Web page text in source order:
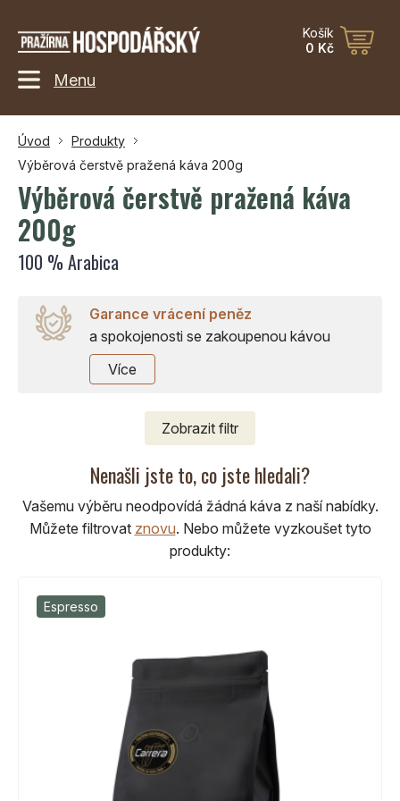
Košík
0 Kč
Menu
Úvod
Produkty
Výběrová čerstvě pražená káva 200g
Výběrová čerstvě pražená káva
200g
100 % Arabica
Garance vrácení peněz
a spokojenosti se zakoupenou kávou
Více
Zobrazit filtr
Nenašli jste to, co jste hledali?
Vašemu výběru neodpovídá žádná káva z naší nabídky.
Můžete filtrovat znovu. Nebo můžete vyzkoušet tyto
produkty:
Espresso